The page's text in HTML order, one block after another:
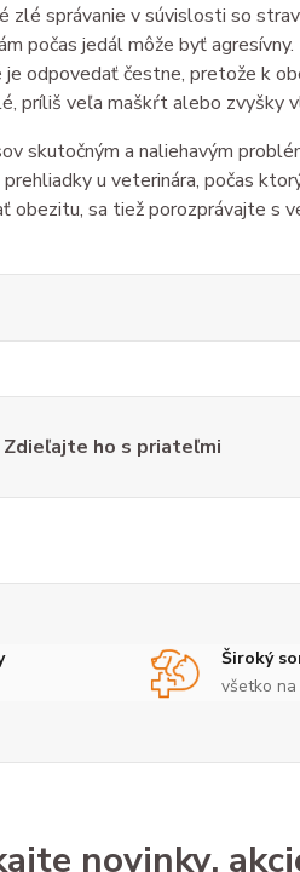
zlé správanie v súvislosti so
počas jedál môže byť
odpovedať čestne, pretože k
príliš veľa maškŕt alebo zvyšky
skutočným a naliehavým
u veterinára, počas
obezitu, sa tiež porozprávajte s
Zdieľajte ho s priateľmi
Široký
všetko
novinky,